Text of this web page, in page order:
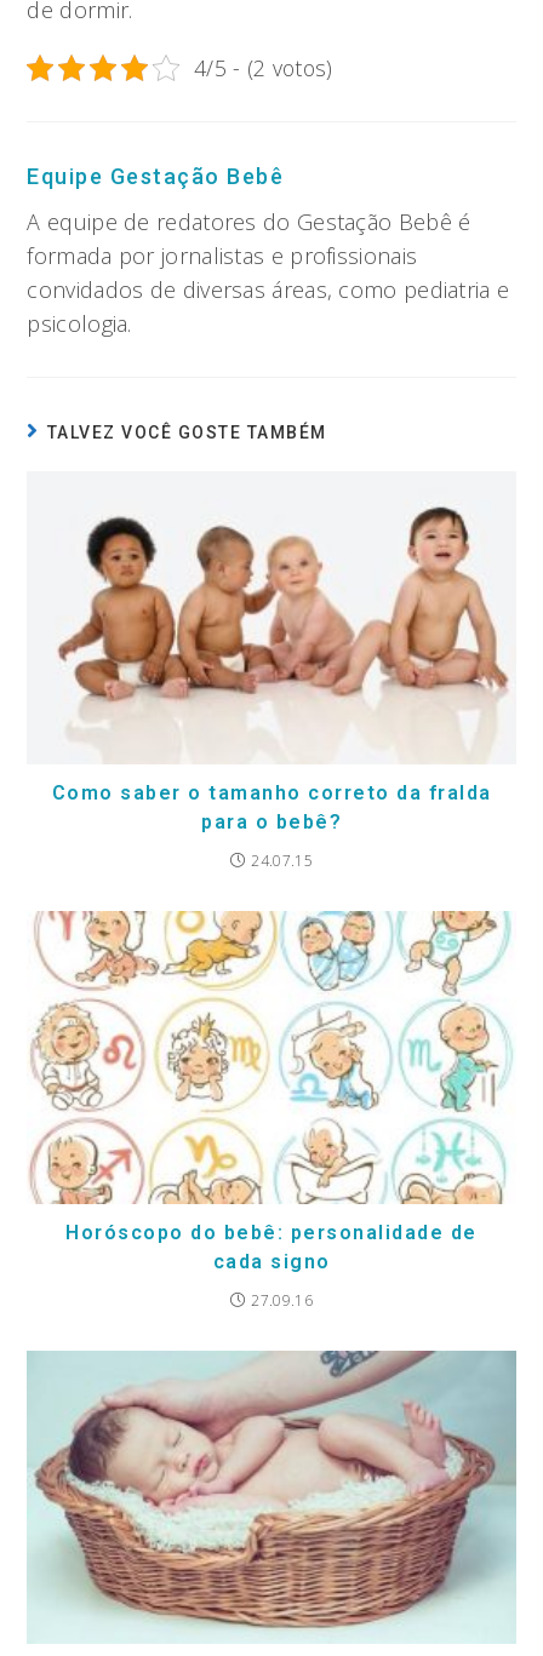
de dormir.
4/5 - (2 votos)
Equipe Gestação Bebê
A equipe de redatores do Gestação Bebê é
formada por jornalistas e profissionais
convidados de diversas áreas, como pediatria e
psicologia.
TALVEZ VOCÊ GOSTE TAMBÉM
Como saber o tamanho correto da fralda
para o bebê?
24.07.15
Horóscopo do bebê: personalidade de
cada signo
27.09.16